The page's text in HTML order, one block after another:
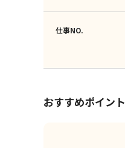
仕事NO.
おすすめポイント